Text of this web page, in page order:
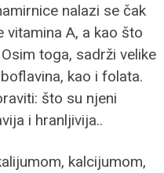
nalazi se čak
A, a kao što
toga, sadrži velike
kao i folata.
što su njeni
i hranljivija..
kalcijumom,